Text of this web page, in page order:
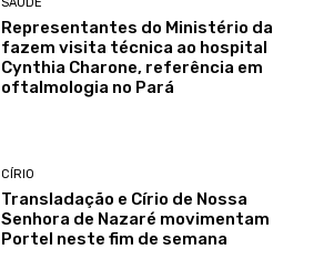
Representantes do Ministério da
fazem visita técnica ao hospital
Cynthia Charone, referência em
oftalmologia no Pará
CÍRIO
Transladação e Círio de Nossa
Senhora de Nazaré movimentam
Portel neste fim de semana